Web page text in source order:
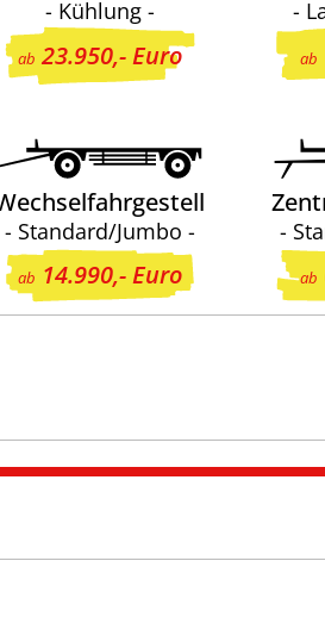
- Kühlung -
ab 23.950,- Euro
-
ab
- Standard/Jumbo -
ab 14.990,- Euro
-
ab